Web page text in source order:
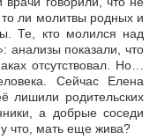
ли молитвы родных и
Те, кто молился над
анализы показали, что
отсутствовал. Но…
Сейчас Елена
лишили родительских
а добрые соседи
что, мать еще жива?